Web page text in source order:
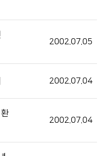
2002.07.05
2002.07.04
2002.07.04